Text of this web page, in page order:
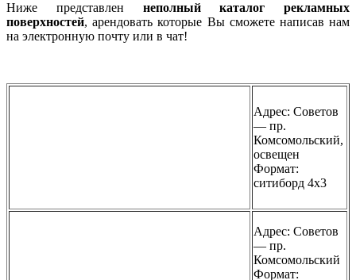
Ниже представлен неполный каталог рекламных
поверхностей, арендовать которые Вы сможете написав нам
на электронную почту или в чат!
Адрес: Советов
— пр.
Комсомольский,
освещен
Формат:
ситиборд 4х3
Адрес: Советов
— пр.
Комсомольский
Формат: